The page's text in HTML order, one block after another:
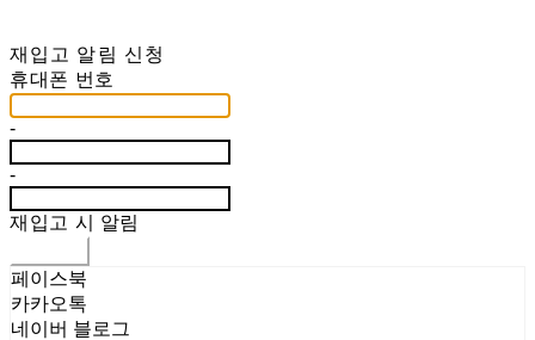
재입고 알림 신청
휴대폰 번호
-
-
재입고 시 알림
페이스북
카카오톡
네이버 블로그